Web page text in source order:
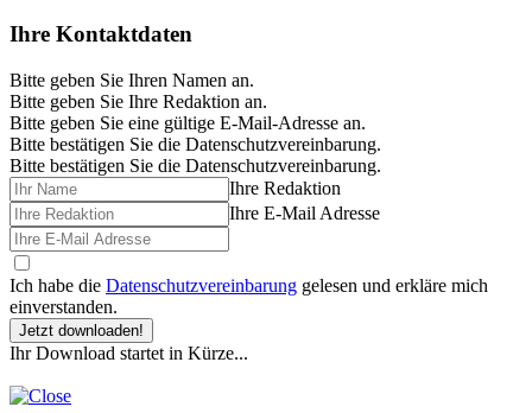
Ihre Kontaktdaten
Bitte geben Sie Ihren Namen an.
Bitte geben Sie Ihre Redaktion an.
Bitte geben Sie eine gültige E-Mail-Adresse an.
Bitte bestätigen Sie die Datenschutzvereinbarung.
Bitte bestätigen Sie die Datenschutzvereinbarung.
Ihre Redaktion
Ihre E-Mail Adresse
Ich habe die Datenschutzvereinbarung gelesen und erkläre mich
einverstanden.
Jetzt downloaden!
Ihr Download startet in Kürze...